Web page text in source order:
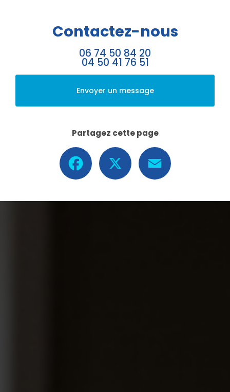
Contactez-nous
06 74 50 84 20
04 50 41 76 51
Envoyer un message
Partagez cette page
Facebook